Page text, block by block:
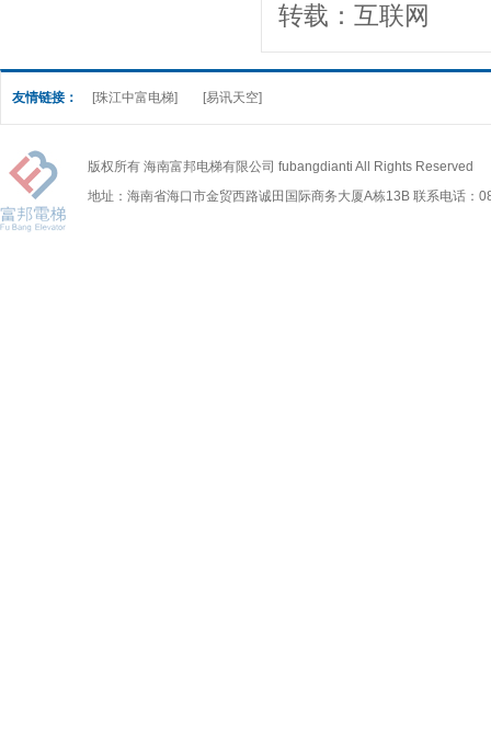
转载：互联网
友情链接： [珠江中富电梯] [易讯天空]
版权所有 海南富邦电梯有限公司 fubangdianti All Rights Reserved
地址：海南省海口市金贸西路诚田国际商务大厦A栋13B 联系电话